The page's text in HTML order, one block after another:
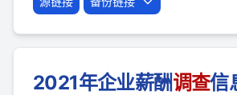
2021年企业薪酬调查信